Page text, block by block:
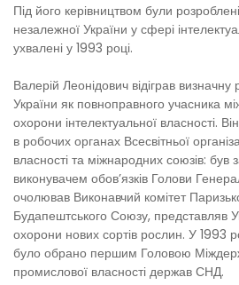
Під його керівництвом були
незалежної України у сфері
ухвалені у 1993 році.
Валерій Леонідович відіграв
України як повноправного учасника
охорони інтелектуальної власності.
в робочих органах Всесвітньої
власності та міжнародних союзів: був
виконувачем обов’язків Голови
очолював Виконавчий комітет
Будапештського Союзу, представляв
охорони нових сортів рослин. У 1993
було обрано першим Головою
промислової власності держав СНД.